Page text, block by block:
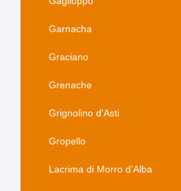
Garnacha
Graciano
Grenache
Grignolino d'Asti
Gropello
Lacrima di Morro d’Alba